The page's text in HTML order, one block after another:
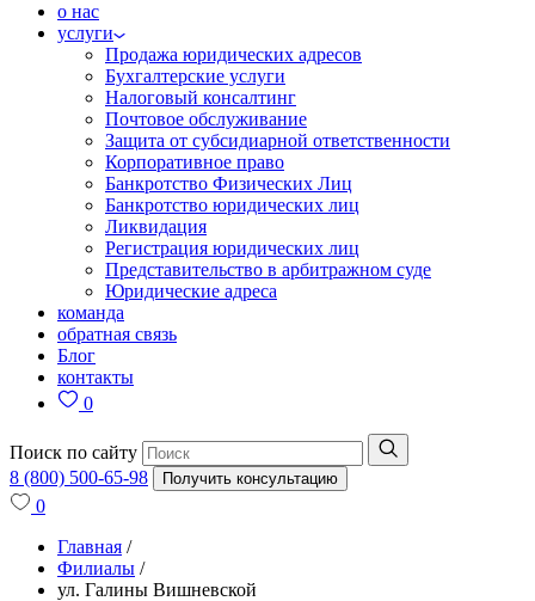
о нас
услуги
Продажа юридических адресов
Бухгалтерские услуги
Налоговый консалтинг
Почтовое обслуживание
Защита от субсидиарной ответственности
Корпоративное право
Банкротство Физических Лиц
Банкротство юридических лиц
Ликвидация
Регистрация юридических лиц
Представительство в арбитражном суде
Юридические адреса
команда
обратная связь
Блог
контакты
0
Поиск по сайту
8 (800) 500-65-98
Получить консультацию
0
Главная /
Филиалы /
ул. Галины Вишневской